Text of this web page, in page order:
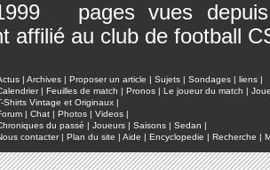
pages vues
affilié au club de football
| Archives | Proposer un article | Sujets | Sondages | liens |
| Feuilles de match | Pronos | Le joueur du match |
Shirts Vintage et Originaux |
| Chat | Photos | Videos |
du passé | Joueurs | Saisons | Sedan |
contacter| Plan du site | Aide | Encyclopedie | Recherche |